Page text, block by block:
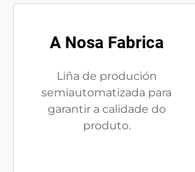
A Nosa Fabrica
Liña de produción
semiautomatizada para
garantir a calidade do
produto.